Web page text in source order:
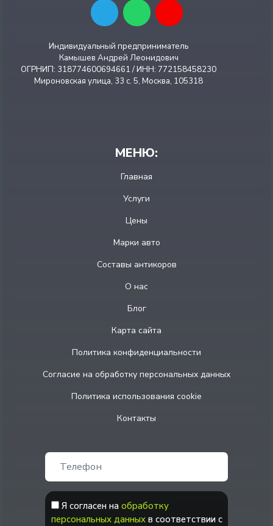
Индивидуальный предприниматель
Камышев Андрей Леонидович
ОГРНИП: 318774600694661 / ИНН: 772158458230
Мироновская улица, 33 с. 5, Москва, 105318
МЕНЮ:
Главная
Услуги
Цены
Марки авто
Составы антикоров
О нас
Блог
Карта сайта
Политика конфиденциальности
Согласие на обработку персональных данных
Политика использования cookie
Контакты
Я согласен на обработку
персональных данных в соответствии с